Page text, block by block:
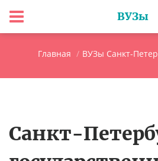
ВУЗы
Главная ВУЗы Санкт-
Санкт-